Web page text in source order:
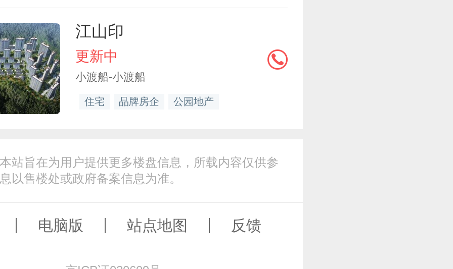
江山印
更新中
小渡船-小渡船
住宅 品牌房企 公园地产
站旨在为用户提供更多楼盘信息，所载内容仅供参
以售楼处或政府备案信息为准。
电脑版 站点地图 反馈